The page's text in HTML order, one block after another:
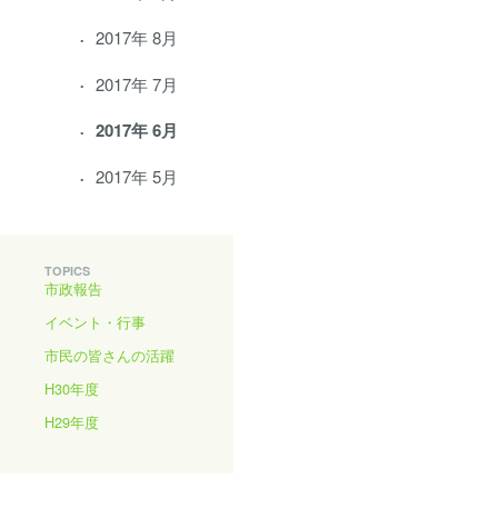
2017年 8月
2017年 7月
2017年 6月
2017年 5月
TOPICS
市政報告
イベント・行事
市民の皆さんの活躍
H30年度
H29年度